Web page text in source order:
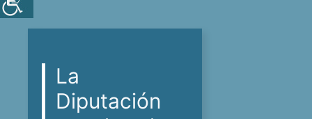
La
Diputación